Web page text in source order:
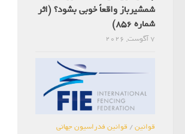
شمشیرباز واقعاً خوبی بشود؟ (اثر
شماره 856)
7 آگوست, 2026
قوانین/ قوانین فدراسیون جهانی